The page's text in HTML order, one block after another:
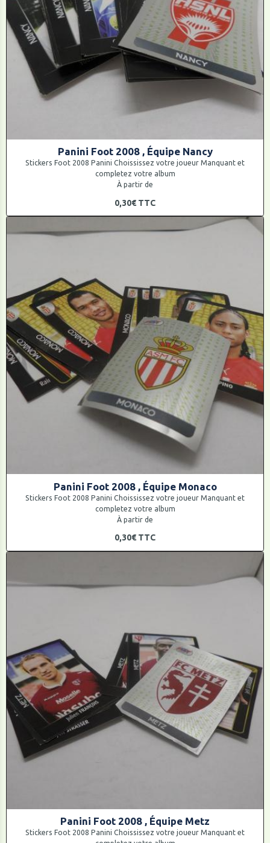
Panini Foot 2008 , Équipe Nancy
Stickers Foot 2008 Panini Choississez votre joueur Manquant et
completez votre album
À partir de
0,30€ TTC
Panini Foot 2008 , Équipe Monaco
Stickers Foot 2008 Panini Choississez votre joueur Manquant et
completez votre album
À partir de
0,30€ TTC
Panini Foot 2008 , Équipe Metz
Stickers Foot 2008 Panini Choississez votre joueur Manquant et